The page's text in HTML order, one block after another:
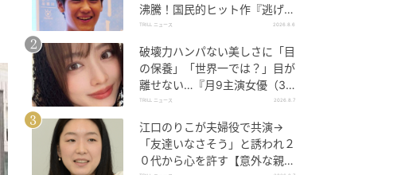
沸騰！国民的ヒット作『逃げ
恥』で異彩放った【国宝級イケ
TRILL ニュース 2026.8.6
破壊力ハンパない美しさに「目
の保養」「世界一では？」目が
離せない…『月9主演女優（34
歳）』“極上”美ショットがすご
TRILL ニュース 2026.8.7
江口のりこが夫婦役で共演→
「友達いなさそう」と誘われ２
０代から心を許す【意外な親友